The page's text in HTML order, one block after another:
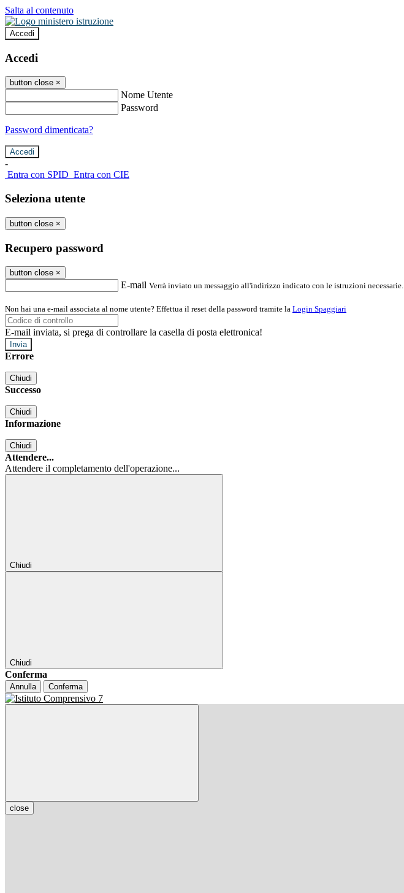
Salta al contenuto
Accedi
Accedi
button close ×
Nome Utente
Password
Password dimenticata?
-
Entra con SPID Entra con CIE
Seleziona utente
button close ×
Recupero password
button close ×
E-mail Verrà inviato un messaggio all'indirizzo indicato con le istruzioni necessarie.
Non hai una e-mail associata al nome utente? Effettua il reset della password tramite la Login Spaggiari
E-mail inviata, si prega di controllare la casella di posta elettronica!
Errore
Chiudi
Successo
Chiudi
Informazione
Chiudi
Attendere...
Attendere il completamento dell'operazione...
Chiudi
Chiudi
Conferma
Annulla Conferma
close